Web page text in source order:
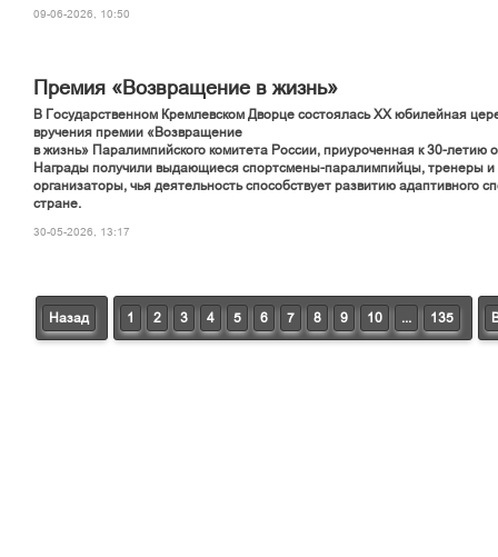
09-06-2026, 10:50
Премия «Возвращение в жизнь»
В Государственном Кремлевском Дворце состоялась XX юбилейная
вручения премии «Возвращение
в жизнь» Паралимпийского комитета России, приуроченная к 30-летию
Награды получили выдающиеся спортсмены-паралимпийцы, тренеры и
организаторы, чья деятельность способствует развитию адаптивного
стране.
30-05-2026, 13:17
Назад 1 2 3 4 5 6 7 8 9 10 ... 135